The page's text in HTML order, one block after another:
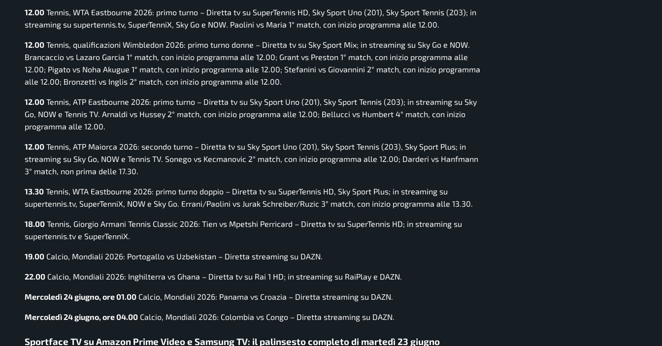
12.00 Tennis, WTA Eastbourne 2026: primo turno – Diretta tv su SuperTennis HD, Sky Sport Uno (201), Sky Sport Tennis (203); in
streaming su supertennis.tv, SuperTenniX, Sky Go e NOW. Paolini vs Maria 1° match, con inizio programma alle 12.00.
12.00 Tennis, qualificazioni Wimbledon 2026: primo turno donne – Diretta tv su Sky Sport Mix; in streaming su Sky Go e NOW.
Brancaccio vs Lazaro Garcia 1° match, con inizio programma alle 12.00; Grant vs Preston 1° match, con inizio programma alle
12.00; Pigato vs Noha Akugue 1° match, con inizio programma alle 12.00; Stefanini vs Giovannini 2° match, con inizio programma
alle 12.00; Bronzetti vs Inglis 2° match, con inizio programma alle 12.00.
12.00 Tennis, ATP Eastbourne 2026: primo turno – Diretta tv su Sky Sport Uno (201), Sky Sport Tennis (203); in streaming su Sky
Go, NOW e Tennis TV. Arnaldi vs Hussey 2° match, con inizio programma alle 12.00; Bellucci vs Humbert 4° match, con inizio
programma alle 12.00.
12.00 Tennis, ATP Maiorca 2026: secondo turno – Diretta tv su Sky Sport Uno (201), Sky Sport Tennis (203), Sky Sport Plus; in
streaming su Sky Go, NOW e Tennis TV. Sonego vs Kecmanovic 2° match, con inizio programma alle 12.00; Darderi vs Hanfmann
3° match, non prima delle 17.30.
13.30 Tennis, WTA Eastbourne 2026: primo turno doppio – Diretta tv su SuperTennis HD, Sky Sport Plus; in streaming su
supertennis.tv, SuperTenniX, NOW e Sky Go. Errani/Paolini vs Jurak Schreiber/Ruzic 3° match, con inizio programma alle 13.30.
18.00 Tennis, Giorgio Armani Tennis Classic 2026: Tien vs Mpetshi Perricard – Diretta tv su SuperTennis HD; in streaming su
supertennis.tv e SuperTenniX.
19.00 Calcio, Mondiali 2026: Portogallo vs Uzbekistan – Diretta streaming su DAZN.
22.00 Calcio, Mondiali 2026: Inghilterra vs Ghana – Diretta tv su Rai 1 HD; in streaming su RaiPlay e DAZN.
Mercoledì 24 giugno, ore 01.00 Calcio, Mondiali 2026: Panama vs Croazia – Diretta streaming su DAZN.
Mercoledì 24 giugno, ore 04.00 Calcio, Mondiali 2026: Colombia vs Congo – Diretta streaming su DAZN.
Sportface TV su Amazon Prime Video e Samsung TV: il palinsesto completo di martedì 23 giugno